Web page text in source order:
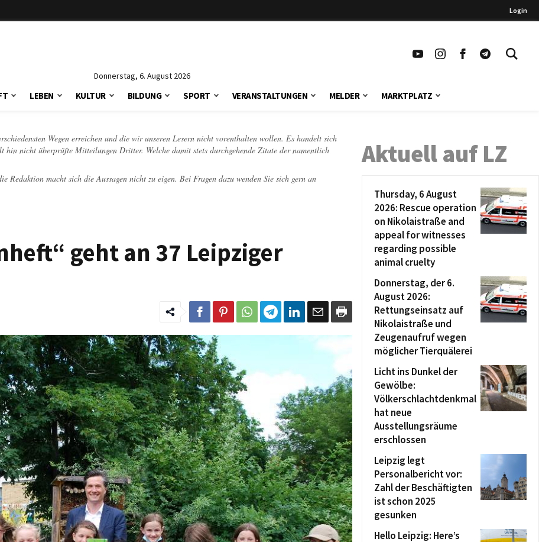
Login
Donnerstag, 6. August 2026
LEBEN KULTUR BILDUNG SPORT VERANSTALTUNGEN MELDER MARKTPLATZ
Wegen erreichen und die wir unseren Lesern nicht vorenthalten wollen. Es handelt sich
nicht überprüfte Mitteilungen Dritter. Welche damit stets durchgehende Zitate der namentlich
macht sich die Aussagen nicht zu eigen. Bei Fragen dazu wenden Sie sich gern an
geht an 37 Leipziger
Aktuell auf LZ
Thursday, 6 August
2026: Rescue operation
on Nikolaistraße and
appeal for witnesses
regarding possible
animal cruelty
Donnerstag, der 6.
August 2026:
Rettungseinsatz auf
Nikolaistraße und
Zeugenaufruf wegen
möglicher Tierquälerei
Licht ins Dunkel der
Gewölbe:
Völkerschlachtdenkmal
hat neue
Ausstellungsräume
erschlossen
Leipzig legt
Personalbericht vor:
Zahl der Beschäftigten
ist schon 2025
gesunken
Hello Leipzig: Here’s